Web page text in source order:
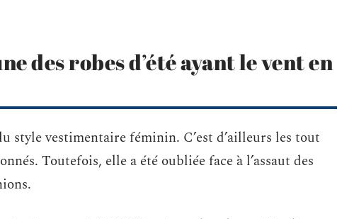
des robes d’été ayant le vent en
style vestimentaire féminin. C’est d’ailleurs les tout
Toutefois, elle a été oubliée face à l’assaut des